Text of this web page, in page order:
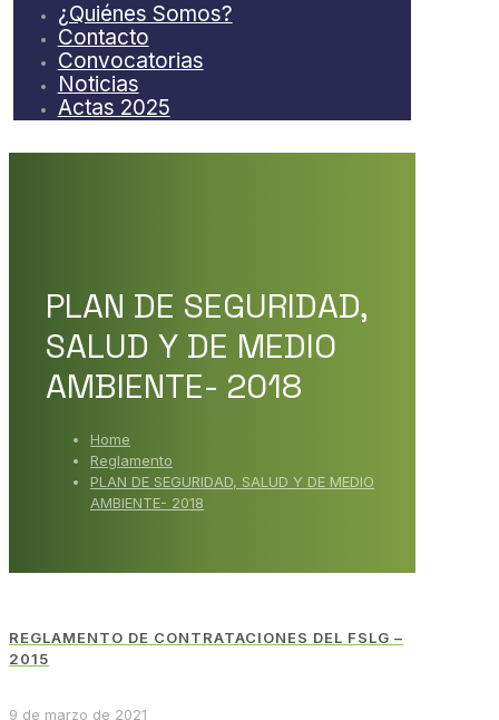
¿Quiénes Somos?
Contacto
Convocatorias
Noticias
Actas 2025
PLAN DE SEGURIDAD,
SALUD Y DE MEDIO
AMBIENTE- 2018
Home
Reglamento
PLAN DE SEGURIDAD, SALUD Y DE MEDIO
AMBIENTE- 2018
REGLAMENTO DE CONTRATACIONES DEL FSLG –
2015
9 de marzo de 2021